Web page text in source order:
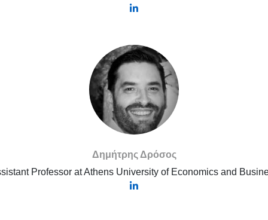
Δημήτρης Δρόσος
Professor at Athens University of Economics and